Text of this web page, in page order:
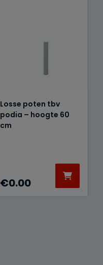
Losse poten tbv
podia – hoogte 60
cm
€0.00